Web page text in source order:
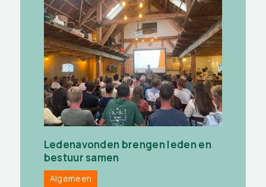
Ledenavonden brengen leden en
bestuur samen
Algemeen